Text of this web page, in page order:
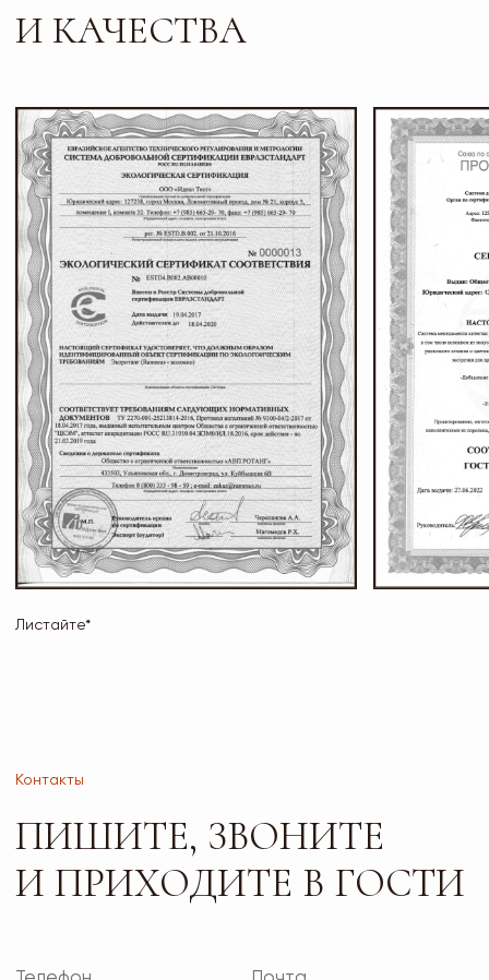
ПИШИТЕ, ЗВОНИТЕ
И ПРИХОДИТЕ В ГОСТИ
Телефон
Адрес и режим работы
г. Тольятти, б-р
Туполева 12А.
Офис 2-4
+7 927 200 43 03 esti-vo@mail.ru
РАБОТАЕМ
ПО ПРЕДВАРИТЕЛЬНОЙ
ЗАПИСИ
Пн-Пт: 10:00-19:00
Сб: 10:00-18:00
Вс: 10:00-17:00
Почта
Соц сети
Контакты